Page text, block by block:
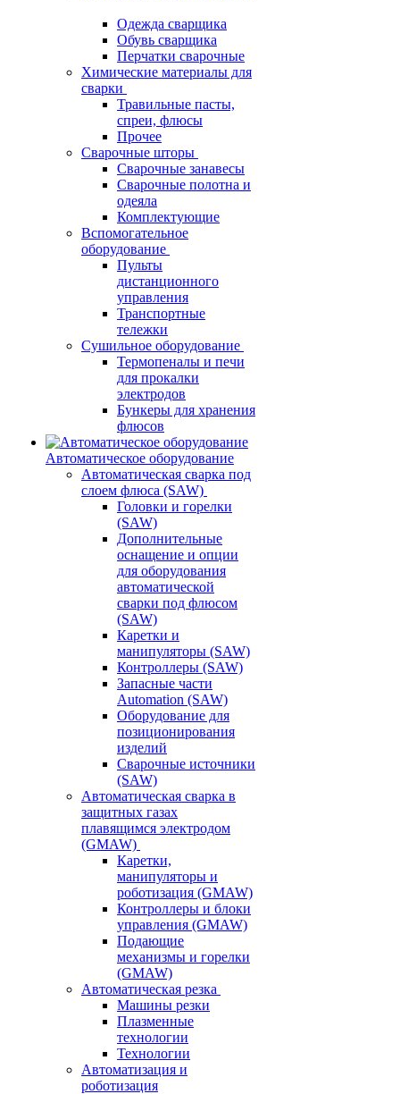
Одежда сварщика
Обувь сварщика
Перчатки сварочные
Химические материалы для
сварки
Травильные пасты,
спреи, флюсы
Прочее
Сварочные шторы
Сварочные занавесы
Сварочные полотна и
одеяла
Комплектующие
Вспомогательное
оборудование
Пульты
дистанционного
управления
Транспортные
тележки
Сушильное оборудование
Термопеналы и печи
для прокалки
электродов
Бункеры для хранения
флюсов
Автоматическое оборудование
Автоматическая сварка под
слоем флюса (SAW)
Головки и горелки
(SAW)
Дополнительные
оснащение и опции
для оборудования
автоматической
сварки под флюсом
(SAW)
Каретки и
манипуляторы (SAW)
Контроллеры (SAW)
Запасные части
Automation (SAW)
Оборудование для
позиционирования
изделий
Сварочные источники
(SAW)
Автоматическая сварка в
защитных газах
плавящимся электродом
(GMAW)
Каретки,
манипуляторы и
роботизация (GMAW)
Контроллеры и блоки
управления (GMAW)
Подающие
механизмы и горелки
(GMAW)
Автоматическая резка
Машины резки
Плазменные
технологии
Технологии
Автоматизация и
роботизация